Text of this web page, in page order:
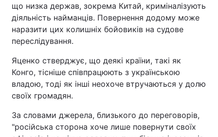
що низка держав, зокрема Китай, криміналізують
діяльність найманців. Повернення додому може
наразити цих колишніх бойовиків на судове
переслідування.
Яценко стверджує, що деякі країни, такі як
Конго, тісніше співпрацюють з українською
владою, тоді як інші неохоче втручаються у долю
своїх громадян.
За словами джерела, близького до переговорів,
"російська сторона хоче лише повернути своїх